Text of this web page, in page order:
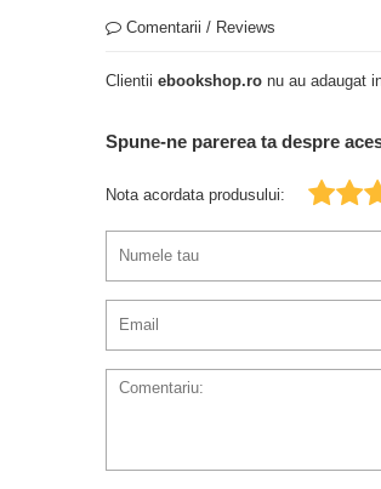
Comentarii / Reviews
Clientii ebookshop.ro nu au adaugat
Spune-ne parerea ta despre
Nota acordata produsului: